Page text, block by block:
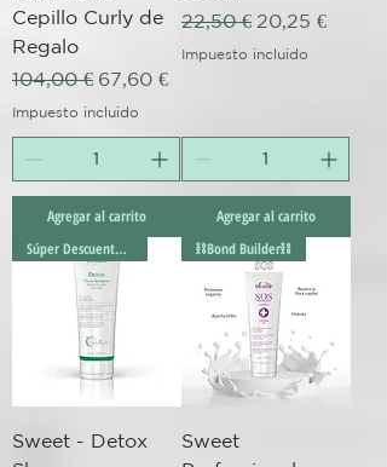
Cepillo Curly de
Regalo
Precio
104,00 € Precio de oferta
67,60 €
Impuesto incluido
Agregar al carrito
Precio
22,50 € Precio de
20,25 €
Impuesto incluido
Agregar al carrito
Súper Descuento Excepcional
Sweet - Detox
⛓️Bond Builder⛓️
Sweet